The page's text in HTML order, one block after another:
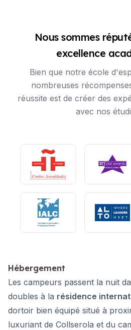
Nous sommes
excellence
Bien que notre école
nombreuses
réussite est de créer des
avec nos
Hébergement
Les campeurs passent la nuit
doubles à la résidence
dortoir bien équipé situé à
luxuriant de Collserola et du